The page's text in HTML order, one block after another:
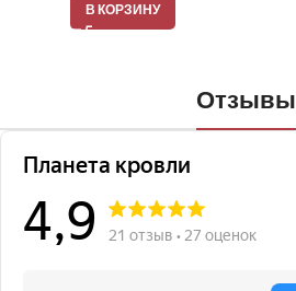
В КОРЗИНУ
Отзывы